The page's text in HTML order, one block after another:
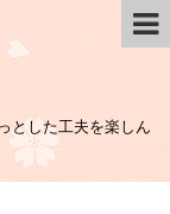
とした工夫を楽しん